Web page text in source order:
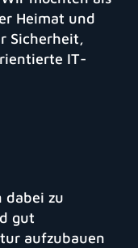
Heimat und
Sicherheit,
IT-
dabei zu
gut
aufzubauen